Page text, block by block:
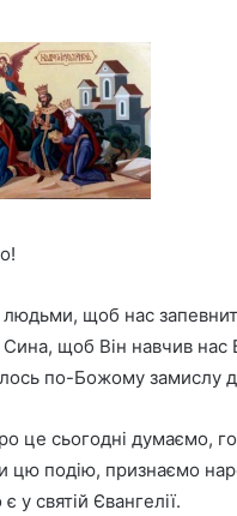
щоб нас
щоб Він навчив нас
по-Божому замислу
це сьогодні думаємо,
подію, признаємо
святій Євангелії.